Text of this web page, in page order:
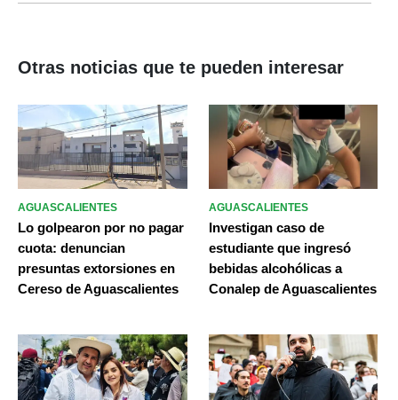
Otras noticias que te pueden interesar
AGUASCALIENTES
Lo golpearon por no pagar
cuota: denuncian
presuntas extorsiones en
Cereso de Aguascalientes
AGUASCALIENTES
Investigan caso de
estudiante que ingresó
bebidas alcohólicas a
Conalep de Aguascalientes